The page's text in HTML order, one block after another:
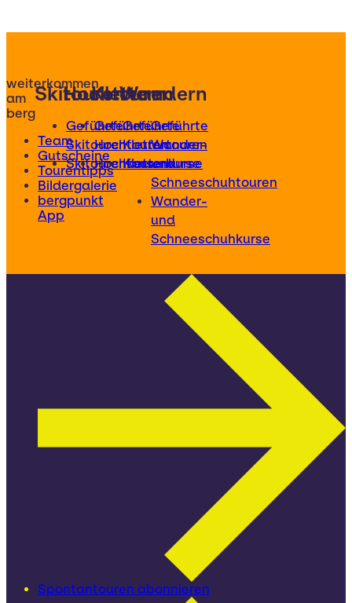
weiterkommen
am
berg
Team
Gutscheine
Tourentipps
Bildergalerie
bergpunkt
App
Skitouren
Geführte
Skitouren
Skitourenkurse
Hochtouren
Geführte
Hochtouren
Hochtourenkurse
Klettern
Geführte
Klettertouren
Kletterkurse
Wandern
Geführte
Wander-
und
Schneeschuhtouren
Wander-
und
Schneeschuhkurse
Spontantouren abonnieren